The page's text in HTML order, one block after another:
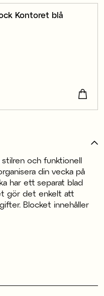
Kontoret blå
och funktionell
din vecka på
har ett separat blad
gör det enkelt att
Blocket innehåller